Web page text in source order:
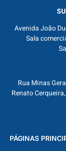
Avenida João
Sala
Rua Minas
Renato
PÁGINAS